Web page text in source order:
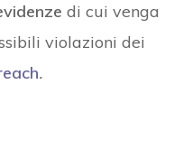
di cui venga
violazioni dei
.